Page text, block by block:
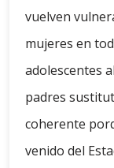
vuelven
mujeres en
adolescentes
padres
coherente
venido del